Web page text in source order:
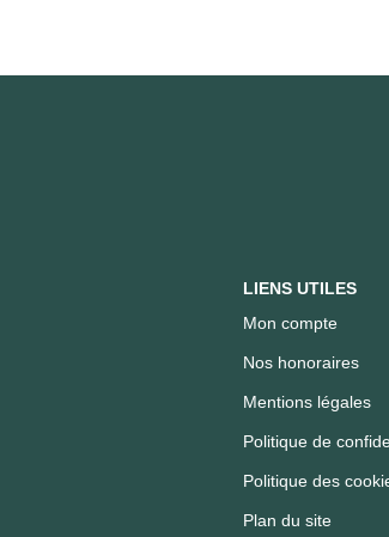
LIENS UTILES
Mon compte
Nos honoraires
Mentions légales
Politique de
Politique des
Plan du site